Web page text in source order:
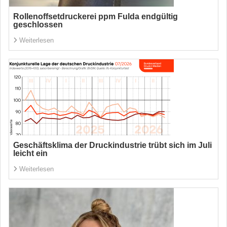
Rollenoffsetdruckerei ppm Fulda endgültig
geschlossen
Weiterlesen
Geschäftsklima der Druckindustrie trübt sich im Juli
leicht ein
Weiterlesen